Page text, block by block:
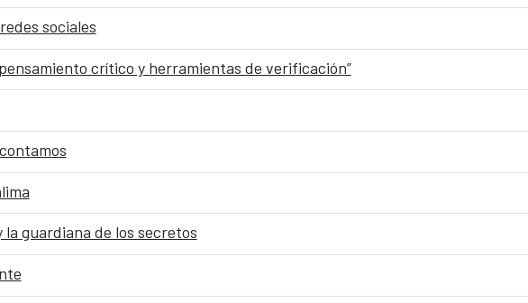
sociales
crítico y herramientas de verificación”
guardiana de los secretos